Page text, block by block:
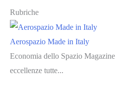
Rubriche
Aerospazio Made in Italy
Economia dello Spazio Magazine
eccellenze tutte...